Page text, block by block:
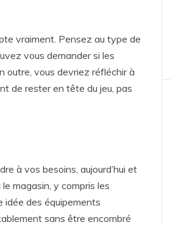
vraiment. Pensez au type de
vous demander si les
outre, vous devriez réfléchir à
de rester en tête du jeu, pas
à vos besoins, aujourd’hui et
magasin, y compris les
idée des équipements
sans être encombré